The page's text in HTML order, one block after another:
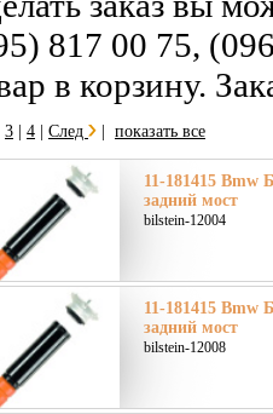
817 00 75,
в корзину.
3 4 След показать все
11-181415 Bmw
задний мост
bilstein-12004
11-181415 Bmw
задний мост
bilstein-12008